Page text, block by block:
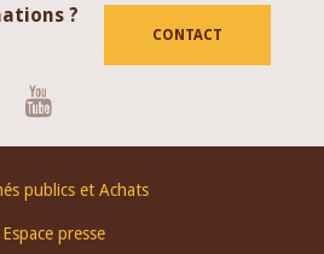
?
CONTACT
publics et Achats
Espace presse